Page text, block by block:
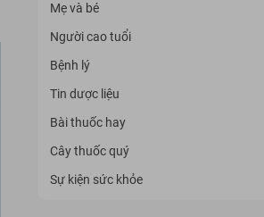
Mẹ và bé
Người cao tuổi
Bệnh lý
Tin dược liệu
Bài thuốc hay
Cây thuốc quý
Sự kiện sức khỏe